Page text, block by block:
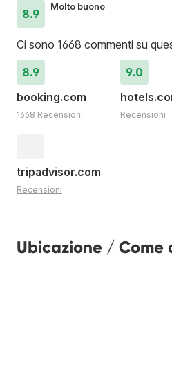
8.9
Molto buono
Ci sono 1668 commenti su
8.9
booking.com
1668 Recensioni
9.0
Recensioni
tripadvisor.com
Recensioni
Ubicazione / Come